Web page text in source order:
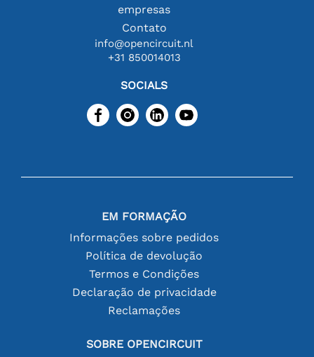
empresas
Contato
info@opencircuit.nl
+31 850014013
SOCIALS
EM FORMAÇÃO
Informações sobre pedidos
Política de devolução
Termos e Condições
Declaração de privacidade
Reclamações
SOBRE OPENCIRCUIT